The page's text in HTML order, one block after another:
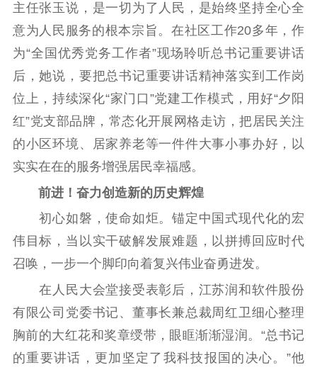
主任张玉说，是一切为了人民，是始终坚持全心全
意为人民服务的根本宗旨。在社区工作20多年，作
为“全国优秀党务工作者”现场聆听总书记重要讲话
后，她说，要把总书记重要讲话精神落实到工作岗
位上，持续深化“家门口”党建工作模式，用好“夕阳
红”党支部品牌，常态化开展网格走访，把居民关注
的小区环境、居家养老等一件件大事小事办好，以
实实在在的服务增强居民幸福感。
前进！奋力创造新的历史辉煌
初心如磐，使命如炬。锚定中国式现代化的宏
伟目标，当以实干破解发展难题，以拼搏回应时代
召唤，一步一个脚印向着复兴伟业奋勇进发。
在人民大会堂接受表彰后，江苏润和软件股份
有限公司党委书记、董事长兼总裁周红卫细心整理
胸前的大红花和奖章绶带，眼眶渐渐湿润。“总书记
的重要讲话，更加坚定了我科技报国的决心。”他